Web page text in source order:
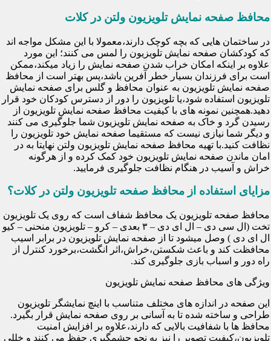
محافظ صفحه نمایش تلویزیون ولتن در کلات
در ساختمان هایی که بچه کوچک دارند،معمولا با این مشکل مواجه اند
که کودکشان صفحه نمایش تلویزیون را لمس می کنند؛ این مورد
علاوه بر اینکه امکان خراب شدن صفحه نمایش را زیاد میکند،ممکن
است برای فرزندان بسیار خطر آفرین باشد،پس بهتر است از محافظ
صفحه نمایش تلویزیون به عنوان محافظ و گلس برای صفحه نمایش
تلویزیون استفاده شود،یا تلویزیون را دور از دسترس کودکان خود قرار
دهید.همچنین نمونه های با کیفیت محافظ صفحه نمایش تلویزیون از
رسیدن گرد و خاک به صفحه نمایش تلویزیون شما جلوگیری می کنند
و دیگر شما نیازی نیست که مستقیما صفحه نمایش خود تلویزیون را
نظافت کنید.با تهیه محافظ صفحه نمایش تلویزیون ولتن نهایتا به در
امان ماندن صفحه نمایش تلویزیون خود کمک کرده و از هرگونه
خراش و آسیب در هنگام نظافت جلوگیری فرمایید.
مزایای استفاده از محافظ صفحه تلویزیون ولتن در کلات؟
محافظ صفحه تلویزیون یک محافظ شفاف است که روی یک تلویزیون
تخت (ال سی دی – ال ای دی – ۳ بعدی – کرو – تلویزیون منحنی – کیو
ال ای دی ) وصل میشود تا از صفحه نمایش تلویزیون در برابر اسیب
محافظت کند و باعث شکستن،خراش،اثر انگشت،برخورد کنترل از
راه دور و اسباب بازی جلوگیری کند.
ویژگی های محافظ صفحه نمایش تلویزیون
این صفحه در اندازه های مختلف متناسب با اینچ نمایشگر تلویزیون
طراحی و ساخته شده تا به آسانی بر روی صفحه نمایش قرار بگیرد.
محافظ ها با شفافیت بالایی که دارند،علاوه بر افزایش امنیت
تلویزیون،کیفیت تصویر را نیز به نحو چشمگیری حفظ می کنند و خللی